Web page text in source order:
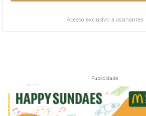
Acesso exclusivo a assinantes
Publicidade